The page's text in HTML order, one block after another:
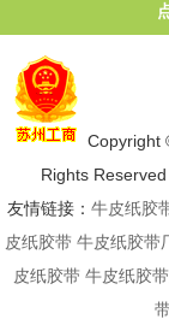
Copyright
Rights
友情链接： 牛皮纸胶
皮纸胶带 牛皮纸胶带
皮纸胶带 牛皮纸胶
带